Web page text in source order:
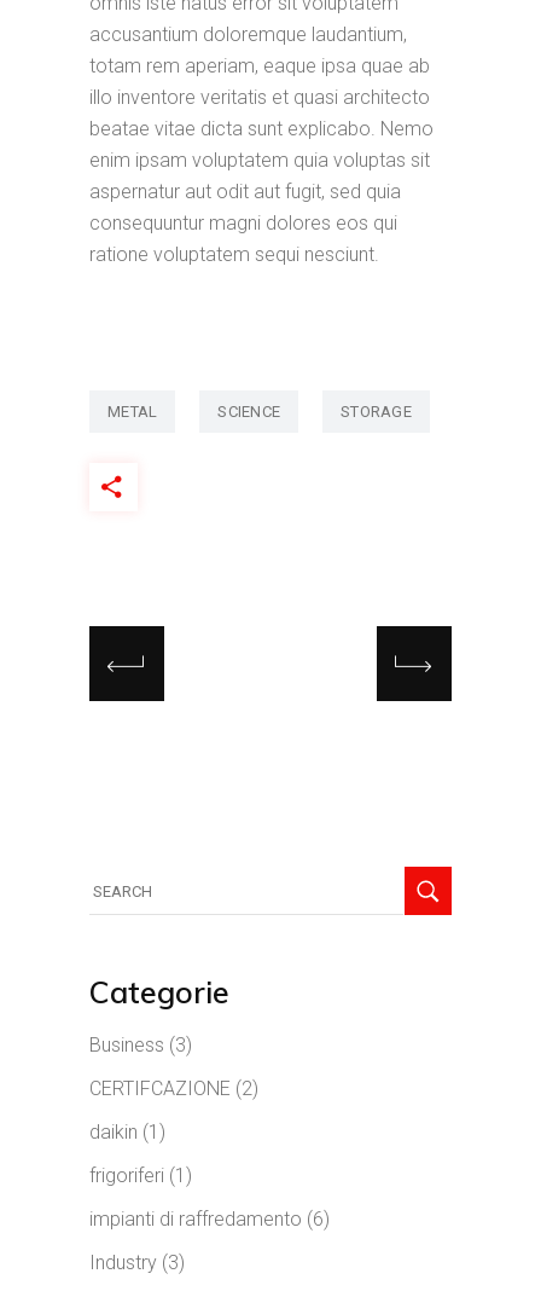
accusantium doloremque laudantium,
totam rem aperiam, eaque ipsa quae ab
illo inventore veritatis et quasi architecto
beatae vitae dicta sunt explicabo. Nemo
enim ipsam voluptatem quia voluptas sit
aspernatur aut odit aut fugit, sed quia
consequuntur magni dolores eos qui
ratione voluptatem sequi nesciunt.
METAL SCIENCE STORAGE
Categorie
Business (3)
CERTIFCAZIONE (2)
daikin (1)
frigoriferi (1)
impianti di raffredamento (6)
Industry (3)